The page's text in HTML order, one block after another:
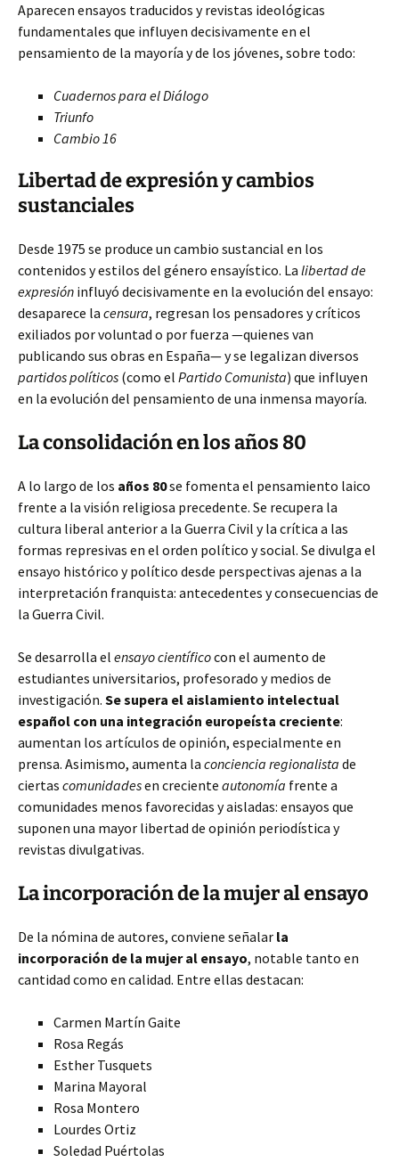
Aparecen ensayos traducidos y revistas ideológicas
fundamentales que influyen decisivamente en el
pensamiento de la mayoría y de los jóvenes, sobre todo:
Cuadernos para el Diálogo
Triunfo
Cambio 16
Libertad de expresión y cambios
sustanciales
Desde 1975 se produce un cambio sustancial en los
contenidos y estilos del género ensayístico. La libertad de
expresión influyó decisivamente en la evolución del ensayo:
desaparece la censura, regresan los pensadores y críticos
exiliados por voluntad o por fuerza —quienes van
publicando sus obras en España— y se legalizan diversos
partidos políticos (como el Partido Comunista) que influyen
en la evolución del pensamiento de una inmensa mayoría.
La consolidación en los años 80
A lo largo de los años 80se fomenta el pensamiento laico
frente a la visión religiosa precedente. Se recupera la
cultura liberal anterior a la Guerra Civil y la crítica a las
formas represivas en el orden político y social. Se divulga el
ensayo histórico y político desde perspectivas ajenas a la
interpretación franquista: antecedentes y consecuencias de
la Guerra Civil.
Se desarrolla el ensayo científicocon el aumento de
estudiantes universitarios, profesorado y medios de
investigación. Se supera el aislamiento intelectual
español con una integración europeísta creciente:
aumentan los artículos de opinión, especialmente en
prensa. Asimismo, aumenta la conciencia regionalista de
ciertas comunidadesen creciente autonomía frente a
comunidades menos favorecidas y aisladas: ensayos que
suponen una mayor libertad de opinión periodística y
revistas divulgativas.
La incorporación de la mujer al ensayo
De la nómina de autores, conviene señalar la
incorporación de la mujer al ensayo, notable tanto en
cantidad como en calidad. Entre ellas destacan:
Carmen Martín Gaite
Rosa Regás
Esther Tusquets
Marina Mayoral
Rosa Montero
Lourdes Ortiz
Soledad Puértolas